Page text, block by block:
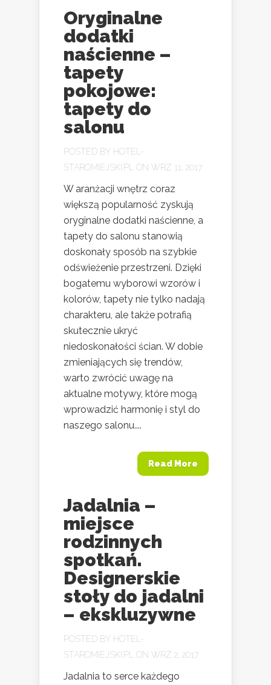
Oryginalne
dodatki
naścienne –
tapety
pokojowe:
tapety do
salonu
POSTED BY HOTEL-
STAROMIEJSKI.PL
ON WRZ 11, 2017
W aranżacji wnętrz coraz
większą popularność zyskują
oryginalne dodatki naścienne, a
tapety do salonu stanowią
doskonały sposób na szybkie
odświeżenie przestrzeni. Dzięki
bogatemu wyborowi wzorów i
kolorów, tapety nie tylko nadają
charakteru, ale także potrafią
skutecznie ukryć
niedoskonałości ścian. W dobie
zmieniających się trendów,
warto zwrócić uwagę na
aktualne motywy, które mogą
wprowadzić harmonię i styl do
naszego salonu....
Read More
Jadalnia –
miejsce
rodzinnych
spotkań.
Designerskie
stoły do jadalni
– ekskluzywne
POSTED BY HOTEL-
STAROMIEJSKI.PL
ON WRZ 2, 2017
Jadalnia to serce każdego